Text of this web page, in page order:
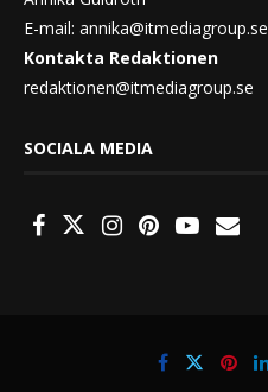
E-mail: annika@itmediagroup.se
Kontakta Redaktionen
redaktionen@itmediagroup.se
SOCIALA MEDIA